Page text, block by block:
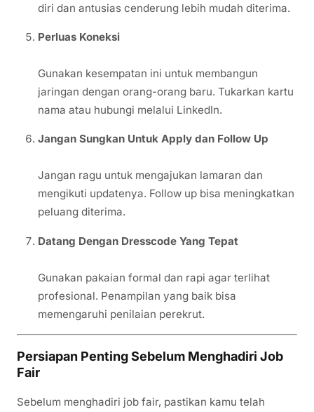
diri dan antusias cenderung lebih mudah diterima.
Perluas Koneksi
Gunakan kesempatan ini untuk membangun
jaringan dengan orang-orang baru. Tukarkan kartu
nama atau hubungi melalui LinkedIn.
Jangan Sungkan Untuk Apply dan Follow Up
Jangan ragu untuk mengajukan lamaran dan
mengikuti updatenya. Follow up bisa meningkatkan
peluang diterima.
Datang Dengan Dresscode Yang Tepat
Gunakan pakaian formal dan rapi agar terlihat
profesional. Penampilan yang baik bisa
memengaruhi penilaian perekrut.
Persiapan Penting Sebelum Menghadiri Job
Fair
Sebelum menghadiri job fair, pastikan kamu telah